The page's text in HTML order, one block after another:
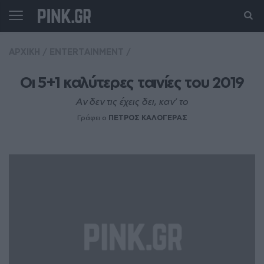
Οι 5+1 καλύτερες ταινίες του 2019
Αν δεν τις έχεις δει, καν’ το
Γράφει ο ΠΕΤΡΟΣ ΚΑΛΟΓΕΡΑΣ